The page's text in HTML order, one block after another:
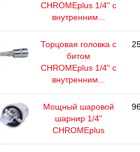
CHROMEplus 1/4" с
внутренним...
Торцовая головка с
битом
CHROMEplus 1/4" с
внутренним...
Мощный шаровой
шарнир 1/4"
CHROMEplus